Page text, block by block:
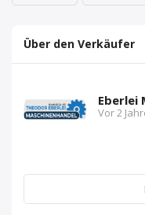
Über den Verkäufer
Eberlei
Vor 2